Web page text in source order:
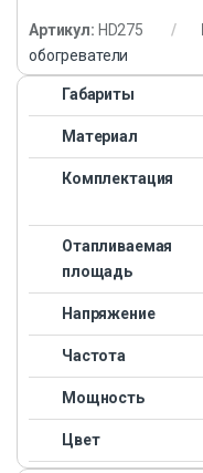
Артикул: HD275
обогреватели
Габариты
Материал
Комплектация
Отапливаемая
площадь
Напряжение
Частота
Мощность
Цвет